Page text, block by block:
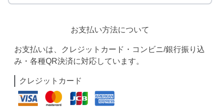
お支払い方法について
お支払いは、クレジットカード・コンビニ/銀行振り込
み・各種QR決済に対応しています。
クレジットカード